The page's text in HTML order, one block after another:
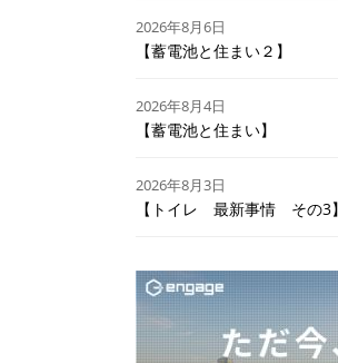
2026年8月6日
【蓄電池と住まい２】
2026年8月4日
【蓄電池と住まい】
2026年8月3日
【トイレ 最新事情 その3】